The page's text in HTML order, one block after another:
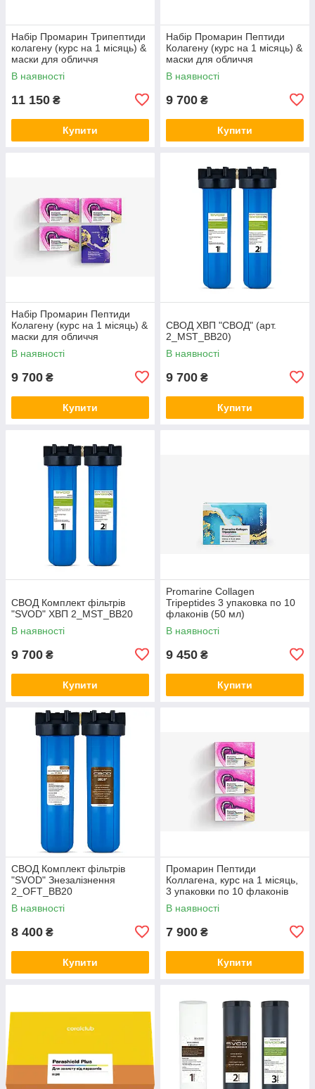
Набір Промарин Трипептиди
колагену (курс на 1 місяць) &
маски для обличчя
біоцелюлозні Skin Harmony
(5 саше)
В наявності
11 150 ₴
Купити
Набір Промарин Пептиди
Колагену (курс на 1 місяць) &
маски для обличчя
біоцелюлозні Hydro Boost (5
саше)
В наявності
9 700 ₴
Купити
Набір Промарин Пептиди
Колагену (курс на 1 місяць) &
маски для обличчя
біоцелюлозні Skin Harmony
(5 саше)
В наявності
9 700 ₴
Купити
СВОД ХВП "СВОД" (арт.
2_MST_BB20)
В наявності
9 700 ₴
Купити
СВОД Комплект фільтрів
"SVOD" ХВП 2_MST_BB20
В наявності
9 700 ₴
Купити
Promarine Collagen
Tripeptides 3 упаковка по 10
флаконів (50 мл)
В наявності
9 450 ₴
Купити
СВОД Комплект фільтрів
"SVOD" Знезалізнення
2_OFT_BB20
В наявності
8 400 ₴
Купити
Промарин Пептиди
Коллагена, курс на 1 місяць,
3 упаковки по 10 флаконів
В наявності
7 900 ₴
Купити